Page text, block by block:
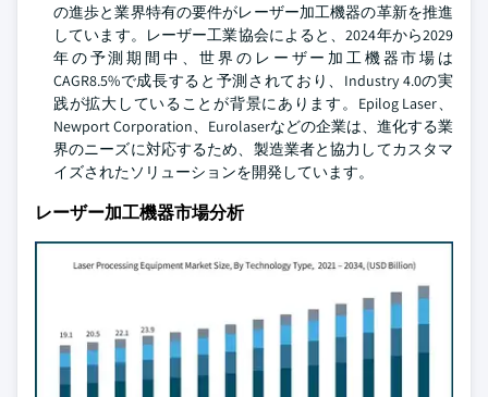
の進歩と業界特有の要件がレーザー加工機器の革新を推進
しています。レーザー工業協会によると、2024年から2029
年の予測期間中、世界のレーザー加工機器市場は
CAGR8.5%で成長すると予測されており、Industry 4.0の実
践が拡大していることが背景にあります。Epilog Laser、
Newport Corporation、Eurolaserなどの企業は、進化する業
界のニーズに対応するため、製造業者と協力してカスタマ
イズされたソリューションを開発しています。
レーザー加工機器市場分析